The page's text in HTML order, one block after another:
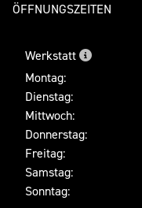
ÖFFNUNGSZEITEN
Werkstatt
Montag:
Dienstag:
Mittwoch:
Donnerstag:
Freitag:
Samstag:
Sonntag: